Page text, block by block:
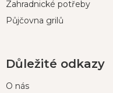
Zahradnické potřeby
Půjčovna grilů
Důležité odkazy
O nás